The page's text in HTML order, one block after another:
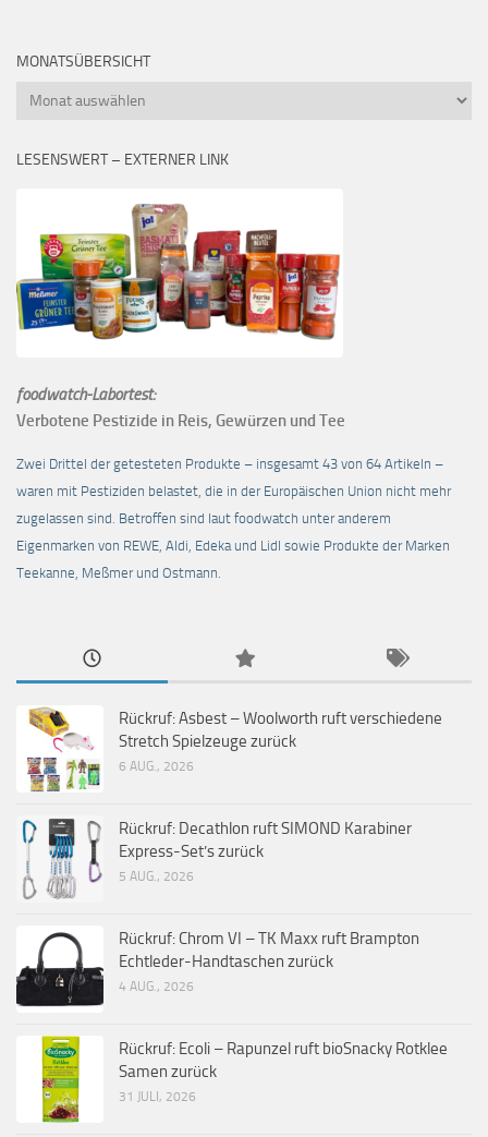
MONATSÜBERSICHT
Monatsübersicht
LESENSWERT – EXTERNER LINK
foodwatch-Labortest:
Verbotene Pestizide in Reis, Gewürzen und Tee
Zwei Drittel der getesteten Produkte – insgesamt 43 von 64 Artikeln –
waren mit Pestiziden belastet, die in der Europäischen Union nicht mehr
zugelassen sind. Betroffen sind laut foodwatch unter anderem
Eigenmarken von REWE, Aldi, Edeka und Lidl sowie Produkte der Marken
Teekanne, Meßmer und Ostmann.
Rückruf: Asbest – Woolworth ruft verschiedene
Stretch Spielzeuge zurück
6 AUG., 2026
Rückruf: Decathlon ruft SIMOND Karabiner
Express-Set’s zurück
5 AUG., 2026
Rückruf: Chrom VI – TK Maxx ruft Brampton
Echtleder-Handtaschen zurück
4 AUG., 2026
Rückruf: Ecoli – Rapunzel ruft bioSnacky Rotklee
Samen zurück
31 JULI, 2026